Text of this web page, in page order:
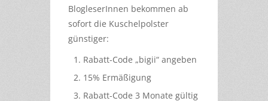
BlogleserInnen bekommen ab
sofort die Kuschelpolster
günstiger:
Rabatt-Code „bigii“ angeben
15% Ermäßigung
Rabatt-Code 3 Monate gültig